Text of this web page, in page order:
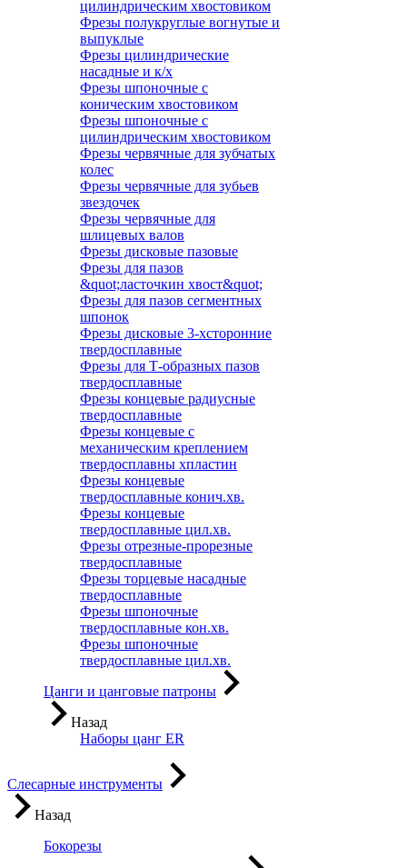
цилиндрическим хвостовиком
Фрезы полукруглые вогнутые и
выпуклые
Фрезы цилиндрические
насадные и к/х
Фрезы шпоночные с
коническим хвостовиком
Фрезы шпоночные с
цилиндрическим хвостовиком
Фрезы червячные для зубчатых
колес
Фрезы червячные для зубьев
звездочек
Фрезы червячные для
шлицевых валов
Фрезы дисковые пазовые
Фрезы для пазов
&quot;ласточкин хвост&quot;
Фрезы для пазов сегментных
шпонок
Фрезы дисковые 3-хсторонние
твердосплавные
Фрезы для Т-образных пазов
твердосплавные
Фрезы концевые радиусные
твердосплавные
Фрезы концевые с
механическим креплением
твердосплавны хпластин
Фрезы концевые
твердосплавные конич.хв.
Фрезы концевые
твердосплавные цил.хв.
Фрезы отрезные-прорезные
твердосплавные
Фрезы торцевые насадные
твердосплавные
Фрезы шпоночные
твердосплавные кон.хв.
Фрезы шпоночные
твердосплавные цил.хв.
Цанги и цанговые патроны
Назад
Наборы цанг ER
Слесарные инструменты
Назад
Бокорезы